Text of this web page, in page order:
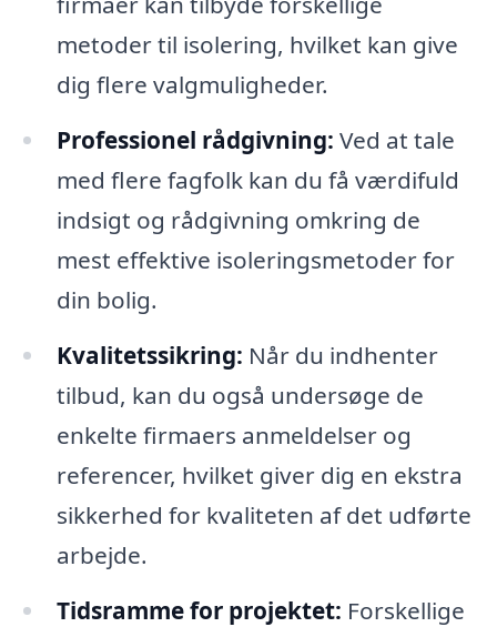
metoder til isolering, hvilket kan give
dig flere valgmuligheder.
Professionel rådgivning: Ved at tale
med flere fagfolk kan du få værdifuld
indsigt og rådgivning omkring de
mest effektive isoleringsmetoder for
din bolig.
Kvalitetssikring: Når du indhenter
tilbud, kan du også undersøge de
enkelte firmaers anmeldelser og
referencer, hvilket giver dig en ekstra
sikkerhed for kvaliteten af det udførte
arbejde.
Tidsramme for projektet: Forskellige